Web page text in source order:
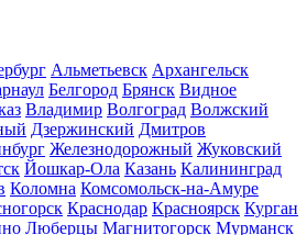
Альметьевск Архангельск
Белгород Брянск Видное
Владимир Волгоград Волжский
Дзержинский Дмитров
Железнодорожный Жуковский
Йошкар-Ола Казань Калининград
Коломна Комсомольск-на-Амуре
Краснодар Красноярск Курган
Люберцы Магнитогорск Мурманск